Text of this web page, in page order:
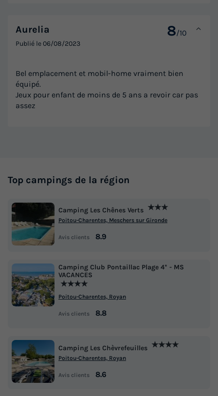
Aurelia 8/10
Publié le06/08/2023
Bel emplacement et mobil-home vraiment bien
équipé.
Jeux pour enfant de moins de 5 ans a revoir car pas
assez
Top campings de la région
Camping Les Chênes Verts ★★★
Poitou-Charentes, Meschers sur Gironde
Avis clients 8.9
Camping Club Pontaillac Plage 4* - MS
VACANCES
★★★★
Poitou-Charentes, Royan
Avis clients 8.8
Camping Les Chèvrefeuilles ★★★★
Poitou-Charentes, Royan
Avis clients 8.6